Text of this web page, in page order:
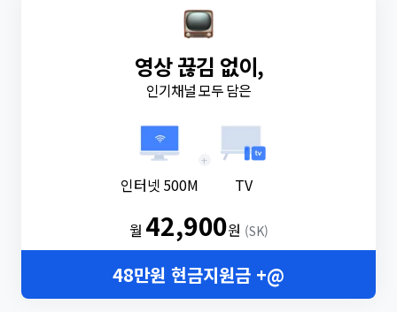
영상 끊김 없이,
인기채널 모두 담은
인터넷 500M
+
TV
월 42,900원 (SK)
48만원 현금지원금 +@